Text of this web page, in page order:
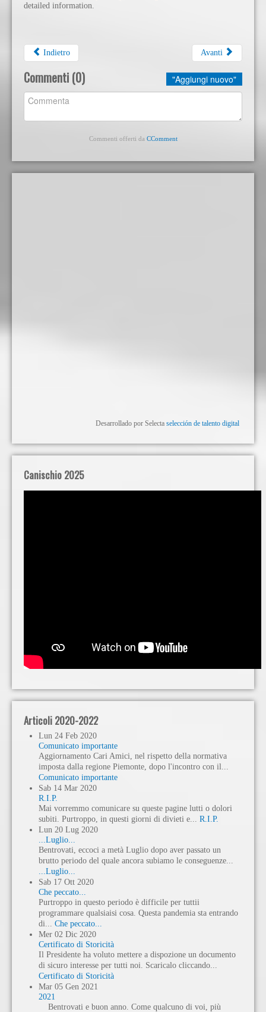
detailed information.
Indietro Avanti
Commenti (0) "Aggiungi nuovo"
Commenti offerti da CComment
Desarrollado por Selecta selección de talento digital
Canischio 2025
Articoli 2020-2022
Lun 24 Feb 2020
Comunicato importante
Aggiornamento Cari Amici, nel rispetto della normativa
imposta dalla regione Piemonte, dopo l'incontro con il...
Comunicato importante
Sab 14 Mar 2020
R.I.P.
Mai vorremmo comunicare su queste pagine lutti o dolori
subiti. Purtroppo, in questi giorni di divieti e... R.I.P.
Lun 20 Lug 2020
...Luglio...
Bentrovati, eccoci a metà Luglio dopo aver passato un
brutto periodo del quale ancora subiamo le conseguenze...
...Luglio...
Sab 17 Ott 2020
Che peccato...
Purtroppo in questo periodo è difficile per tuttii
programmare qualsiaisi cosa. Questa pandemia sta entrando
di... Che peccato...
Mer 02 Dic 2020
Certificato di Storicità
Il Presidente ha voluto mettere a dispozione un documento
di sicuro interesse per tutti noi. Scaricalo cliccando...
Certificato di Storicità
Mar 05 Gen 2021
2021
Bentrovati e buon anno. Come qualcuno di voi, più